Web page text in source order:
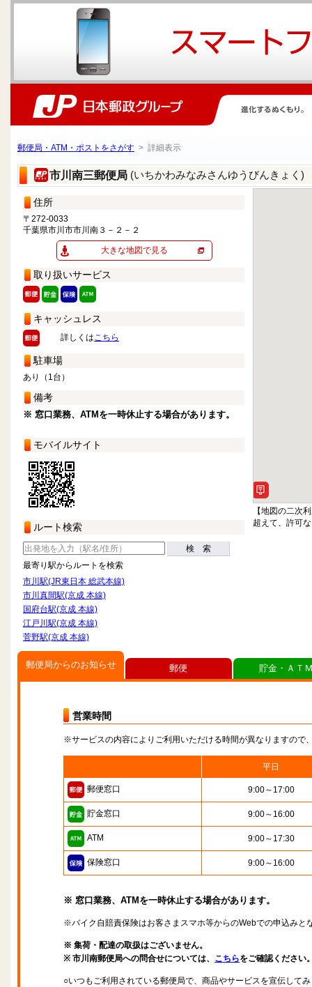
郵便局・ATM・ポストをさがす > 詳細表示
市川南三郵便局 (いちかわみなみさんゆうびんきょく)
住所
〒272-0033
千葉県市川市市川南３－２－２
大きな地図で見る
取り扱いサービス
キャッシュレス
詳しくはこちら
駐車場
あり（1台）
備考
※ 窓口業務、ATMを一時休止する場合があります。
モバイルサイト
ルート検索
検 索
最寄り駅からルートを検索
市川駅(JR東日本 総武本線)
市川真間駅(京成 本線)
国府台駅(京成 本線)
江戸川駅(京成 本線)
菅野駅(京成 本線)
【地図の二次
超えて、許可
郵便局からのお知らせ
営業時間
※サービスの内容によりご利用いただける時間が異なりますので
平日
郵便窓口 9:00～17:00
貯金窓口 9:00～16:00
ATM 9:00～17:30
保険窓口 9:00～16:00
※ 窓口業務、ATMを一時休止する場合があります。
※バイク自賠責保険はお客さまスマホ等からのWebでの申込みと
※ 集荷・配達の取扱はございません。
※ 市川南郵便局への問合せについては、 こちらをご確認ください
○いつもご利用されている郵便局で、商品やサービスを宣伝して
郵便 貯金・ＡＴ